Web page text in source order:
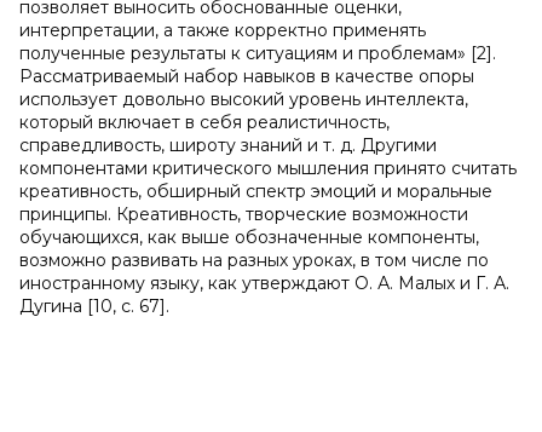
позволяет выносить обоснованные оценки,
интерпретации, а также корректно применять
полученные результаты к ситуациям и проблемам» [2].
Рассматриваемый набор навыков в качестве опоры
использует довольно высокий уровень интеллекта,
который включает в себя реалистичность,
справедливость, широту знаний и т. д. Другими
компонентами критического мышления принято считать
креативность, обширный спектр эмоций и моральные
принципы. Креативность, творческие возможности
обучающихся, как выше обозначенные компоненты,
возможно развивать на разных уроках, в том числе по
иностранному языку, как утверждают О. А. Малых и Г. А.
Дугина [10, с. 67].